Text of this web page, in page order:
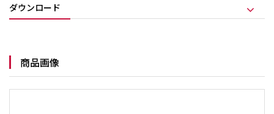
ダウンロード
商品画像